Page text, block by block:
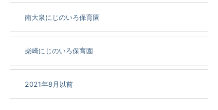
南大泉にじのいろ保育園
柴崎にじのいろ保育園
2021年8月以前